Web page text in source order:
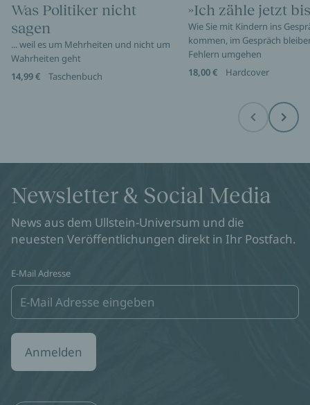
Was Politiker nicht
sagen
... weil es um Mehrheiten und nicht um
Wahrheiten geht
14,99 €
Taschenbuch
»Ich zähle jetzt
Wie Sie mit Kindern ins
kommen, im Gespräch
Fehlern umgehen
18,00 €
Hardcover
Before Next
Newsletter & Social Media
News aus dem Ullstein-Universum und die
neuesten Veröffentlichungen direkt in Ihr Postfach.
E-Mail Adresse
Anmelden